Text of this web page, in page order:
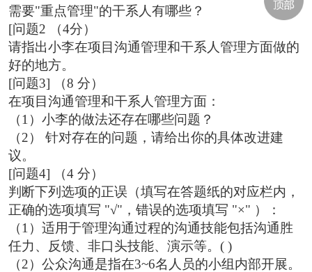
需要"重点管理"的干系人有哪些？
[问题2 （4分）
请指出小李在项目沟通管理和干系人管理方面做的
好的地方。
[问题3] （8 分）
在项目沟通管理和干系人管理方面：
（1）小李的做法还存在哪些问题？
（2） 针对存在的问题，请给出你的具体改进建
议。
[问题4] （4 分）
判断下列选项的正误（填写在答题纸的对应栏内，
正确的选项填写 "√"，错误的选项填写 "×" ）：
（1）适用于管理沟通过程的沟通技能包括沟通胜
任力、反馈、非口头技能、演示等。( )
（2）公众沟通是指在3~6名人员的小组内部开展。